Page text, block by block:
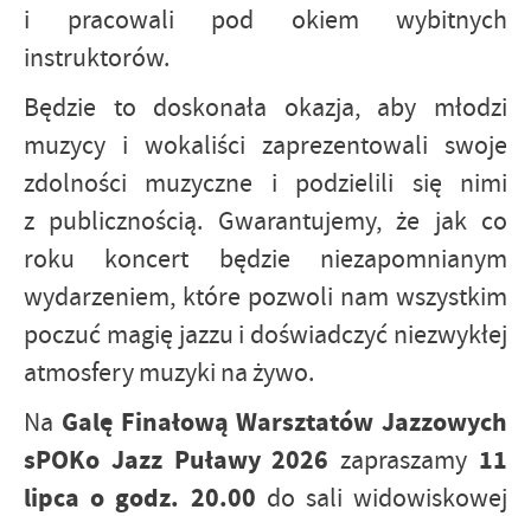
i pracowali pod okiem wybitnych
instruktorów.
Będzie to doskonała okazja, aby młodzi
muzycy i wokaliści zaprezentowali swoje
zdolności muzyczne i podzielili się nimi
z publicznością. Gwarantujemy, że jak co
roku koncert będzie niezapomnianym
wydarzeniem, które pozwoli nam wszystkim
poczuć magię jazzu i doświadczyć niezwykłej
atmosfery muzyki na żywo.
Na Galę Finałową Warsztatów Jazzowych
sPOKo Jazz Puławy 2026 zapraszamy 11
lipca o godz. 20.00 do sali widowiskowej